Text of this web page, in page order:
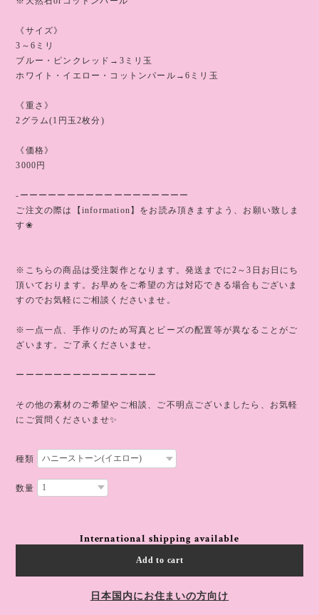
《サイズ》
3～6ミリ
ブルー・ピンクレッド→3ミリ玉
ホワイト・イエロー・コットンパール→6ミリ玉
《重さ》
2グラム(1円玉2枚分)
《価格》
3000円
-ーーーーーーーーーーーーーーーーーー
ご注文の際は【information】をお読み頂きますよう、お願い致しま
す❀
※こちらの商品は受注製作となります。発送までに2～3日お日にち
頂いております。お早めをご希望の方は対応できる場合もございま
すのでお気軽にご相談くださいませ。
※一点一点、手作りのため写真とビーズの配置等が異なることがご
ざいます。ご了承くださいませ。
ーーーーーーーーーーーーーーー
その他の素材のご希望やご相談、ご不明点ございましたら、お気軽
にご質問くださいませ✨
種類
数量
International shipping available
Add to cart
日本国内にお住まいの方向け